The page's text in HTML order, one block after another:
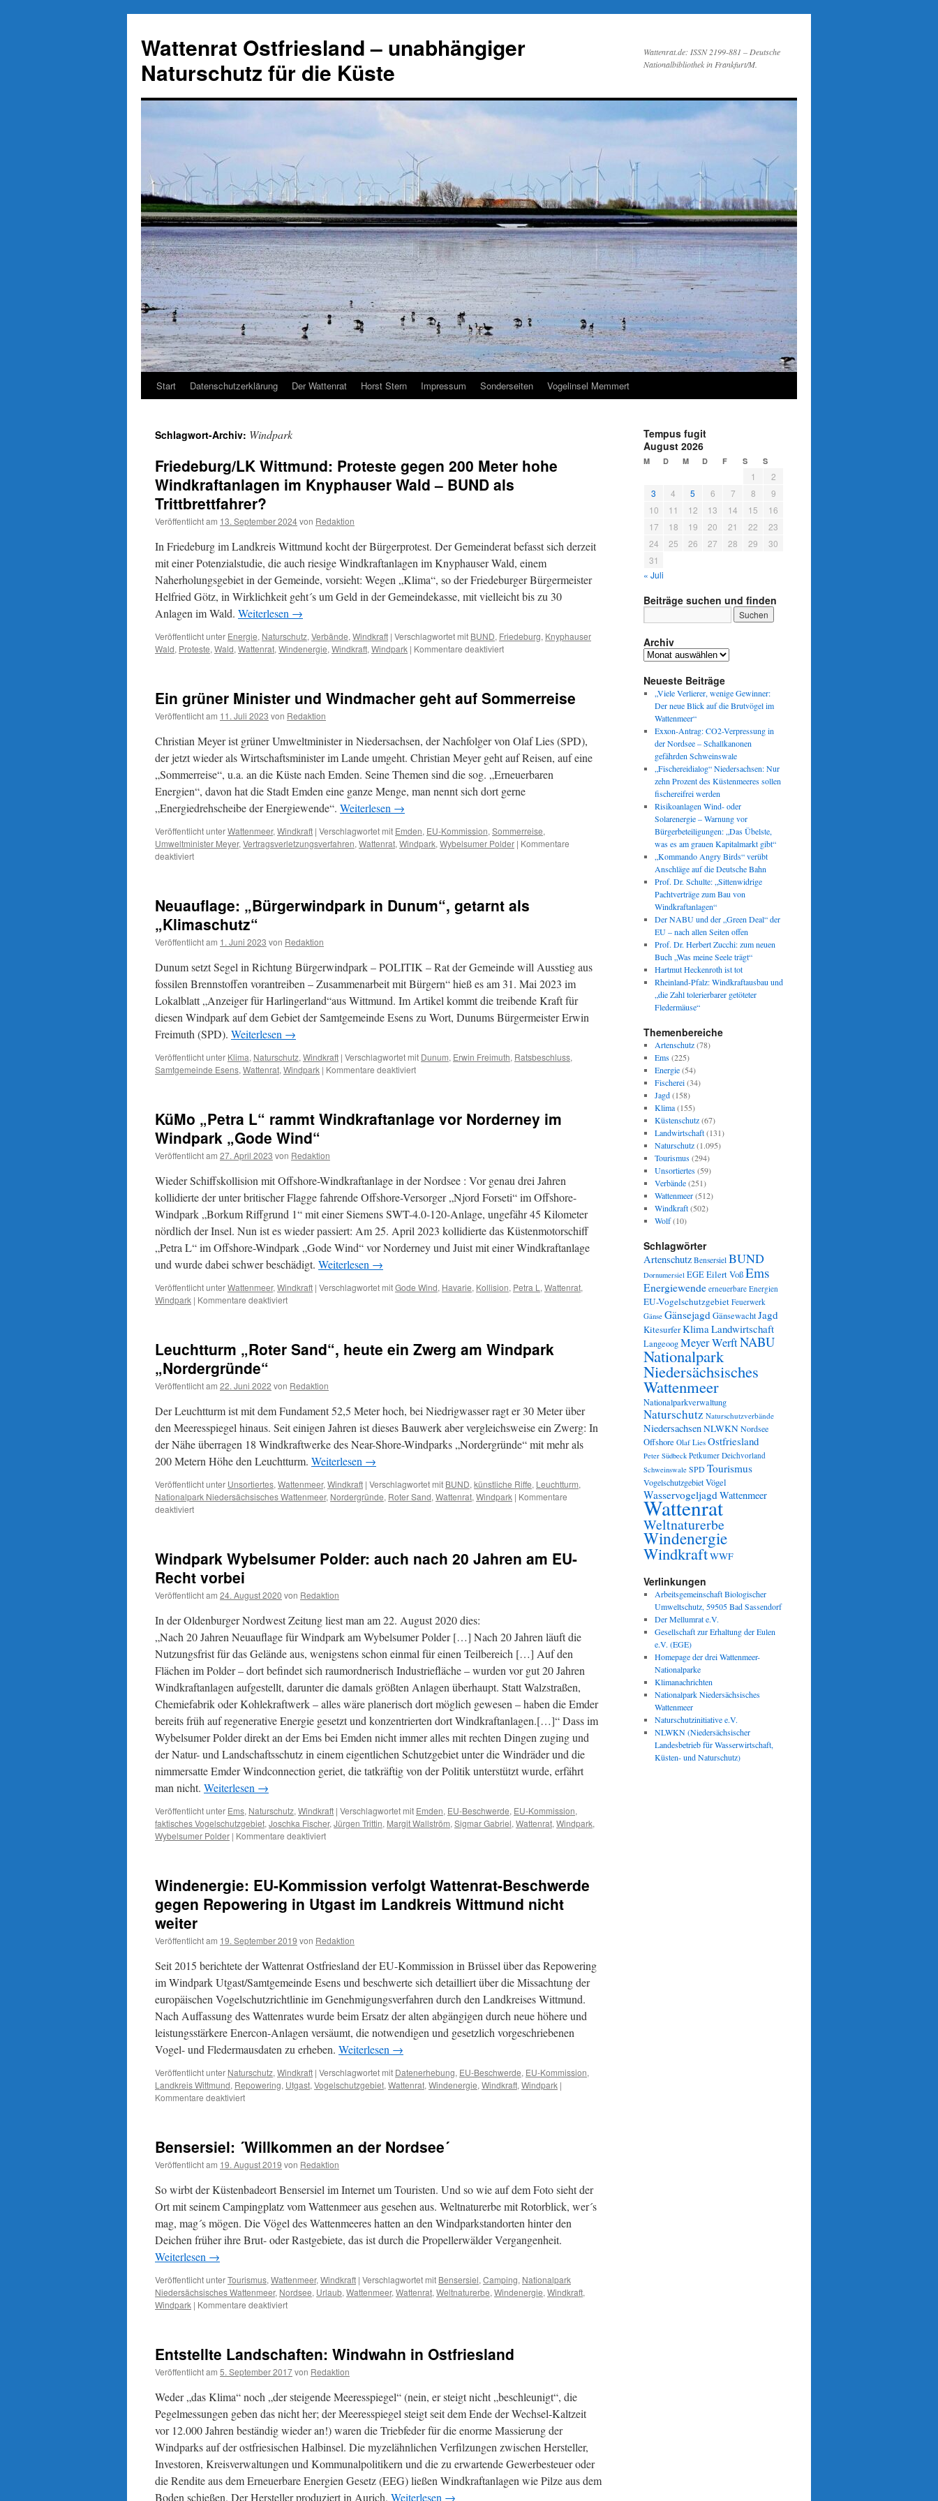
springen
Wattenrat Ostfriesland – unabhängiger
Naturschutz für die Küste
Wattenrat.de: ISSN 2199-881 – Deutsche
Nationalbibliothek in Frankfurt/M.
Start Datenschutzerklärung Der Wattenrat Horst Stern Impressum Sonderseiten Vogelinsel Memmert
Schlagwort-Archiv: Windpark
Friedeburg/LK Wittmund: Proteste gegen 200 Meter hohe
Windkraftanlagen im Knyphauser Wald – BUND als
Trittbrettfahrer?
Veröffentlicht am 13. September 2024von Redaktion
In Friedeburg im Landkreis Wittmund kocht der Bürgerprotest. Der Gemeinderat befasst sich derzeit
mit einer Potenzialstudie, die auch riesige Windkraftanlagen im Knyphauser Wald, einem
Naherholungsgebiet in der Gemeinde, vorsieht: Wegen „Klima“, so der Friedeburger Bürgermeister
Helfried Götz, in Wirklichkeit geht´s um Geld in der Gemeindekasse, mit vielleicht bis zu 30
Anlagen im Wald. Weiterlesen →
Veröffentlicht unter Energie, Naturschutz, Verbände, Windkraft | Verschlagwortet mit BUND, Friedeburg, Knyphauser
Wald, Proteste, Wald, Wattenrat, Windenergie, Windkraft, Windpark | Kommentare deaktiviertfür
gegen
hohe
Windkraftanlagen
im
Knyphauser
–
Trittbrettfahrer?
Ein grüner Minister und Windmacher geht auf Sommerreise
Veröffentlicht am 11. Juli 2023 von Redaktion
Christian Meyer ist grüner Umweltminister in Niedersachsen, der Nachfolger von Olaf Lies (SPD),
der jetzt wieder als Wirtschaftsminister im Lande umgeht. Christian Meyer geht auf Reisen, auf eine
„Sommerreise“, u.a. an die Küste nach Emden. Seine Themen sind die sog. „Erneuerbaren
Energien“, davon hat die Stadt Emden eine ganze Menge, man nennt sich dort gerne
„Energiedrehscheibe der Energiewende“. Weiterlesen →
Veröffentlicht unterWattenmeer, Windkraft | Verschlagwortet mit Emden, EU-Kommission, Sommerreise,
Umweltminister Meyer, Vertragsverletzungsverfahren, Wattenrat, Windpark, Wybelsumer Polder | Kommentare
deaktiviertfür
und
Windmacher
geht
auf
Neuauflage: „Bürgerwindpark in Dunum“, getarnt als
„Klimaschutz“
Veröffentlicht am 1. Juni 2023 von Redaktion
Dunum setzt Segel in Richtung Bürgerwindpark – POLITIK – Rat der Gemeinde will Ausstieg aus
fossilen Brennstoffen vorantreiben – Zusammenarbeit mit Bürgern“ hieß es am 31. Mai 2023 im
Lokalblatt „Anzeiger für Harlingerland“aus Wittmund. Im Artikel kommt die treibende Kraft für
diesen Windpark auf dem Gebiet der Samtgemeinde Esens zu Wort, Dunums Bürgermeister Erwin
Freimuth (SPD). Weiterlesen →
Veröffentlicht unter Klima, Naturschutz, Windkraft | Verschlagwortet mit Dunum, Erwin Freimuth, Ratsbeschluss,
Samtgemeinde Esens, Wattenrat, Windpark | Kommentare deaktiviertfür
Dunum“,
getarnt
KüMo „Petra L“ rammt Windkraftanlage vor Norderney im
Windpark „Gode Wind“
Veröffentlicht am 27. April 2023 von Redaktion
Wieder Schiffskollision mit Offshore-Windkraftanlage in der Nordsee : Vor genau drei Jahren
kollidierte der unter britischer Flagge fahrende Offshore-Versorger „Njord Forseti“ im Offshore-
Windpark „Borkum Riffgrund 1“ mit einer Siemens SWT-4.0-120-Anlage, ungefähr 45 Kilometer
nördlich der Insel. Nun ist es wieder passiert: Am 25. April 2023 kollidierte das Küstenmotorschiff
„Petra L“ im Offshore-Windpark „Gode Wind“ vor Norderney und Juist mit einer Windkraftanlage
und wurde dabei schwer beschädigt. Weiterlesen →
Veröffentlicht unterWattenmeer, Windkraft | Verschlagwortet mitGode Wind, Havarie, Kollision, Petra L , Wattenrat,
Windpark | Kommentare deaktiviertfür
rammt
Windkraftanlage
Norderney
Windpark
„Gode
Leuchtturm „Roter Sand“, heute ein Zwerg am Windpark
„Nordergründe“
Veröffentlicht am 22. Juni 2022 von Redaktion
Der Leuchtturm ist mit dem Fundament 52,5 Meter hoch, bei Niedrigwasser ragt er 30 Meter über
den Meeresspiegel hinaus. Seit einigen Jahren ist dieses Bauwerk aber vergleichsweise ein Zwerg: In
der Nähe überragen 18 Windkraftwerke des Near-Shore-Windparks „Nordergründe“ mit mehr als
200 Metern Höhe den Leuchtturm. Weiterlesen →
Veröffentlicht unter Unsortiertes, Wattenmeer, Windkraft | Verschlagwortet mit BUND, künstliche Riffe, Leuchtturm,
Nationalpark Niedersächsisches Wattenmeer, Nordergründe, Roter Sand, Wattenrat, Windpark | Kommentare
deaktiviertfür
heute
ein
Zwerg
am
„Nordergründe“
Windpark Wybelsumer Polder: auch nach 20 Jahren am EU-
Recht vorbei
Veröffentlicht am 24. August 2020 von Redaktion
In der Oldenburger Nordwest Zeitung liest man am 22. August 2020 dies:
„Nach 20 Jahren Neuauflage für Windpark am Wybelsumer Polder […] Nach 20 Jahren läuft die
Nutzungsfrist für das Gelände aus, wenigstens schon einmal für einen Teilbereich […] Auf den
Flächen im Polder – dort befindet sich raumordnerisch Industriefläche – wurden vor gut 20 Jahren
Windkraftanlagen aufgestellt, darunter die damals größten Anlagen überhaupt. Statt Walzstraßen,
Chemiefabrik oder Kohlekraftwerk – alles wäre planerisch dort möglich gewesen – haben die Emder
bereits früh auf regenerative Energie gesetzt und konzentrierten dort Windkraftanlagen.[…]“ Dass im
Wybelsumer Polder direkt an der Ems bei Emden nicht immer alles mit rechten Dingen zuging und
der Natur- und Landschaftsschutz in einem eigentlichen Schutzgebiet unter die Windräder und die
nimmersatte Emder Windconnection geriet, die tatkräftig von der Politik unterstützt wurde, erfährt
man nicht. Weiterlesen →
Veröffentlicht unter Ems, Naturschutz, Windkraft | Verschlagwortet mit Emden, EU-Beschwerde, EU-Kommission,
faktisches Vogelschutzgebiet, Joschka Fischer, Jürgen Trittin, Margit Wallström, Sigmar Gabriel, Wattenrat, Windpark,
Wybelsumer Polder | Kommentare deaktiviertfür
auch
20
am
EU-
Recht
vorbei
Windenergie: EU-Kommission verfolgt Wattenrat-Beschwerde
gegen Repowering in Utgast im Landkreis Wittmund nicht
weiter
Veröffentlicht am 19. September 2019 von Redaktion
Seit 2015 berichtete der Wattenrat Ostfriesland der EU-Kommission in Brüssel über das Repowering
im Windpark Utgast/Samtgemeinde Esens und beschwerte sich detailliert über die Missachtung der
europäischen Vogelschutzrichtlinie im Genehmigungsverfahren durch den Landkreises Wittmund.
Nach Auffassung des Wattenrates wurde beim Ersatz der alten abgängigen durch neue höhere und
leistungsstärkere Enercon-Anlagen versäumt, die notwendigen und gesetzlich vorgeschriebenen
Vogel- und Fledermausdaten zu erheben. Weiterlesen →
Veröffentlicht unter Naturschutz, Windkraft | Verschlagwortet mit Datenerhebung, EU-Beschwerde, EU-Kommission,
Landkreis Wittmund, Repowering, Utgast, Vogelschutzgebiet, Wattenrat, Windenergie, Windkraft, Windpark |
Kommentare deaktiviertfür
verfolgt
Wattenrat-
Beschwerde
gegen
Repowering
in
Utgast
im
Landkreis
weiter
Bensersiel: ´Willkommen an der Nordsee´
Veröffentlicht am 19. August 2019 von Redaktion
So wirbt der Küstenbadeort Bensersiel im Internet um Touristen. Und so wie auf dem Foto sieht der
Ort mit seinem Campingplatz vom Wattenmeer aus gesehen aus. Weltnaturerbe mit Rotorblick, wer´s
mag, mag´s mögen. Die Vögel des Wattenmeeres hatten an den Windparkstandorten hinter den
Deichen früher ihre Brut- oder Rastgebiete, das ist durch die Propellerwälder Vergangenheit.
Weiterlesen →
Veröffentlicht unterTourismus, Wattenmeer, Windkraft | Verschlagwortet mit Bensersiel, Camping, Nationalpark
Niedersächsisches Wattenmeer, Nordsee, Urlaub, Wattenmeer, Wattenrat, Weltnaturerbe, Windenergie, Windkraft,
Windpark | Kommentare deaktiviertfür
der
Nordsee
´
Entstellte Landschaften: Windwahn in Ostfriesland
Veröffentlicht am 5. September 2017von Redaktion
Weder „das Klima“ noch „der steigende Meeresspiegel“ (nein, er steigt nicht „beschleunigt“, die
Pegelmessungen geben das nicht her; der Meeresspiegel steigt seit dem Ende der Wechsel-Kaltzeit
vor 12.000 Jahren beständig wieder an!) waren die Triebfeder für die enorme Massierung der
Windparks auf der ostfriesischen Halbinsel. Die myzelähnlichen Verfilzungen zwischen Hersteller,
Investoren, Kreisverwaltungen und Kommunalpolitikern und die zu erwartende Gewerbesteuer oder
die Rendite aus dem Erneuerbare Energien Gesetz (EEG) ließen Windkraftanlagen wie Pilze aus dem
Boden schießen. Der Hersteller produziert in Aurich. Weiterlesen →
Tempus fugit
August 2026
M D M D F S S
1
2
3
4 5 6 7 8
9
10
11 12 13 14 15
16
17
18 19 20 21 22
23
24
25 26 27 28 29
30
31
« Juli
Beiträge suchen und finden
Archiv
Archiv
Neueste Beiträge
„Viele Verlierer, wenige Gewinner:
Der neue Blick auf die Brutvögel im
Wattenmeer“
Exxon-Antrag: CO2-Verpressung in
der Nordsee – Schallkanonen
gefährden Schweinswale
„Fischereidialog“ Niedersachsen: Nur
zehn Prozent des Küstenmeeres sollen
fischereifrei werden
Risikoanlagen Wind- oder
Solarenergie – Warnung vor
Bürgerbeteiligungen: „Das Übelste,
was es am grauen Kapitalmarkt gibt“
„Kommando Angry Birds“ verübt
Anschläge auf die Deutsche Bahn
Prof. Dr. Schulte: „Sittenwidrige
Pachtverträge zum Bau von
Windkraftanlagen“
Der NABU und der „Green Deal“ der
EU – nach allen Seiten offen
Prof. Dr. Herbert Zucchi: zum neuen
Buch „Was meine Seele trägt“
Hartmut Heckenroth ist tot
Rheinland-Pfalz: Windkraftausbau und
„die Zahl tolerierbarer getöteter
Fledermäuse“
Themenbereiche
Artenschutz(78)
Ems(225)
Energie(54)
Fischerei(34)
Jagd(158)
Klima(155)
Küstenschutz(67)
Landwirtschaft(131)
Naturschutz(1.095)
Tourismus(294)
Unsortiertes(59)
Verbände(251)
Wattenmeer(512)
Windkraft(502)
Wolf(10)
Schlagwörter
Artenschutz Bensersiel BUND
Dornumersiel EGEEilert VoßEms
Energiewende erneuerbare Energien
EU-Vogelschutzgebiet Feuerwerk
Gänse GänsejagdGänsewachtJagd
KitesurferKlimaLandwirtschaft
LangeoogMeyer WerftNABU
Nationalpark
Niedersächsisches
Wattenmeer
Nationalparkverwaltung
Naturschutz Naturschutzverbände
NiedersachsenNLWKNNordsee
Offshore Olaf Lies Ostfriesland
Peter Südbeck Petkumer Deichvorland
Schweinswale SPDTourismus
VogelschutzgebietVögel
WasservogeljagdWattenmeer
Wattenrat
Weltnaturerbe
Windenergie
WindkraftWWF
Verlinkungen
Arbeitsgemeinschaft Biologischer
Umweltschutz, 59505 Bad Sassendorf
Der Mellumrat e.V.
Gesellschaft zur Erhaltung der Eulen
e.V. (EGE)
Homepage der drei Wattenmeer-
Nationalparke
Klimanachrichten
Nationalpark Niedersächsisches
Wattenmeer
Naturschutzinitiative e.V.
NLWKN (Niedersächsischer
Landesbetrieb für Wasserwirtschaft,
Küsten- und Naturschutz)